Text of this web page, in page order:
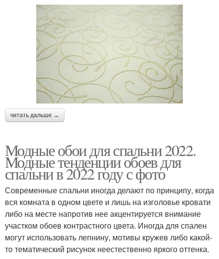
читать дальше →
Модные обои для спальни 2022.
Модные тенденции обоев для
спальни в 2022 году с фото
Современные спальни иногда делают по принципу, когда
вся комната в одном цвете и лишь на изголовье кровати
либо на месте напротив нее акцентируется внимание
участком обоев контрастного цвета. Иногда для спален
могут использовать лепнину, мотивы кружев либо какой-
то тематический рисунок неестественно яркого оттенка.